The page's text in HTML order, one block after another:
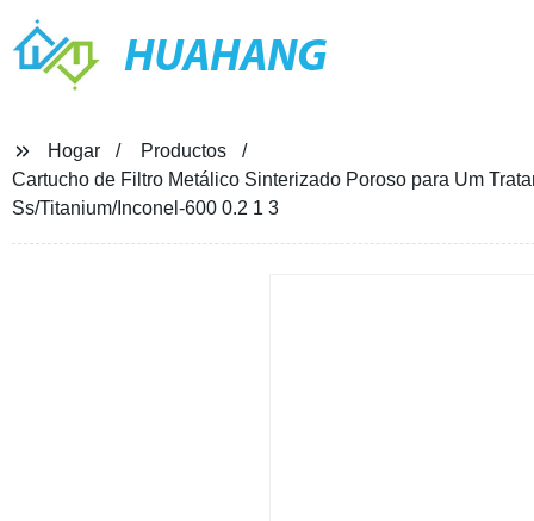
HUAHANG
Hogar
Productos
Cartucho de Filtro Metálico Sinterizado Poroso para Um
Ss/Titanium/Inconel-600 0.2 1 3